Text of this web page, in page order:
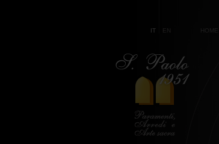
IT EN HOME